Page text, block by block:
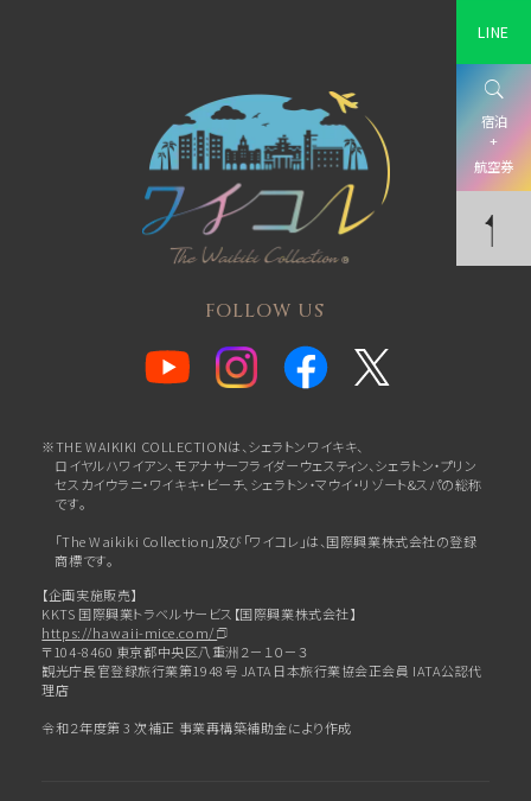
FOLLOW US
※THE WAIKIKI COLLECTIONは、シェラトンワイキキ、
ロイヤルハワイアン、モアナサーフライダーウェスティン、シェラトン・プリン
セスカイウラニ・ワイキキ・ビーチ、シェラトン・マウイ・リゾート&スパの総称
です。
「The Waikiki Collection」及び「ワイコレ」は、国際興業株式会社の登録
商標です。
【企画実施販売】
KKTS 国際興業トラベルサービス【国際興業株式会社】
https://hawaii-mice.com/
〒104-8460 東京都中央区八重洲２－１０－３
観光庁長官登録旅行業第1948号 JATA日本旅行業協会正会員 IATA公認代
理店
令和２年度第 3 次補正 事業再構築補助金により作成
LINE
宿泊
+
航空券